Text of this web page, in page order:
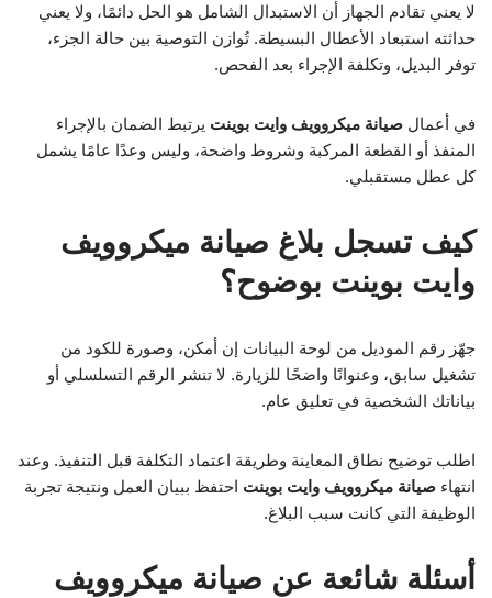
لا يعني تقادم الجهاز أن الاستبدال الشامل هو الحل دائمًا، ولا يعني
حداثته استبعاد الأعطال البسيطة. تُوازن التوصية بين حالة الجزء،
توفر البديل، وتكلفة الإجراء بعد الفحص.
في أعمال صيانة ميكروويف وايت بوينت يرتبط الضمان بالإجراء
المنفذ أو القطعة المركبة وشروط واضحة، وليس وعدًا عامًا يشمل
كل عطل مستقبلي.
كيف تسجل بلاغ صيانة ميكروويف
وايت بوينت بوضوح؟
جهّز رقم الموديل من لوحة البيانات إن أمكن، وصورة للكود من
تشغيل سابق، وعنوانًا واضحًا للزيارة. لا تنشر الرقم التسلسلي أو
بياناتك الشخصية في تعليق عام.
اطلب توضيح نطاق المعاينة وطريقة اعتماد التكلفة قبل التنفيذ. وعند
انتهاء صيانة ميكروويف وايت بوينت احتفظ ببيان العمل ونتيجة تجربة
الوظيفة التي كانت سبب البلاغ.
أسئلة شائعة عن صيانة ميكروويف